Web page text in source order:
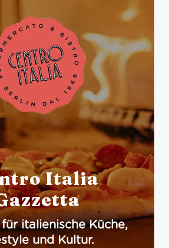
Italia
italienische Küche,
und Kultur.